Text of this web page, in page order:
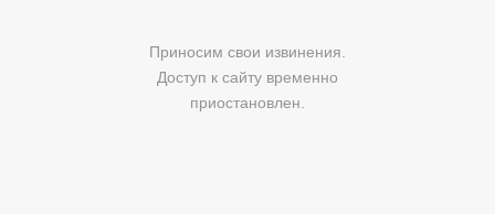
Приносим свои извинения.
Доступ к сайту временно
приостановлен.